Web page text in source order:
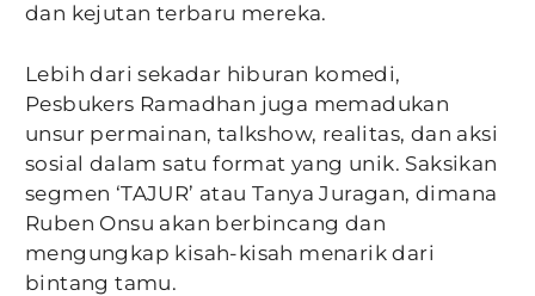
dan kejutan terbaru mereka.
Lebih dari sekadar hiburan komedi,
Pesbukers Ramadhan juga memadukan
unsur permainan, talkshow, realitas, dan aksi
sosial dalam satu format yang unik. Saksikan
segmen ‘TAJUR’ atau Tanya Juragan, dimana
Ruben Onsu akan berbincang dan
mengungkap kisah-kisah menarik dari
bintang tamu.